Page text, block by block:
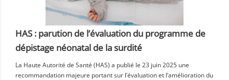
HAS : parution de l’évaluation du programme de
dépistage néonatal de la surdité
La Haute Autorité de Santé (HAS) a publié le 23 juin 2025 une
recommandation majeure portant sur l’évaluation et l’amélioration du